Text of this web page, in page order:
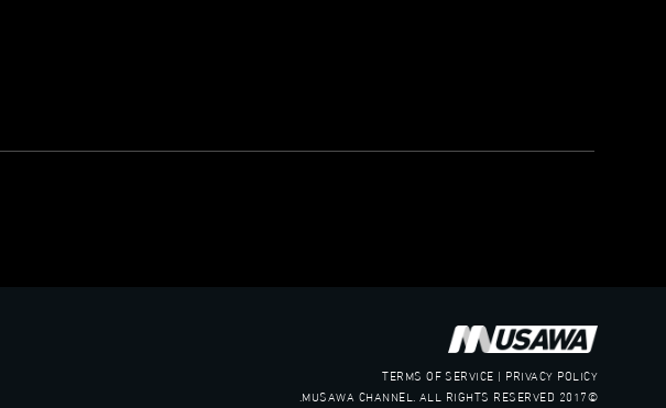
TERMS OF SERVICE | PRIVACY POLICY
©2017 MUSAWA CHANNEL. ALL RIGHTS RESERVED.